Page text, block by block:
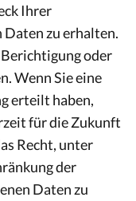
Ihrer
Daten zu erhalten.
oder
Wenn Sie eine
erteilt haben,
für die Zukunft
Recht, unter
der
Daten zu